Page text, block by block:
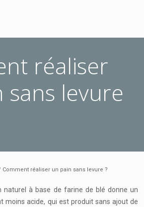
réaliser
sans levure
Comment réaliser un pain sans levure ?
naturel à base de farine de blé donne un
moins acide, qui est produit sans ajout de